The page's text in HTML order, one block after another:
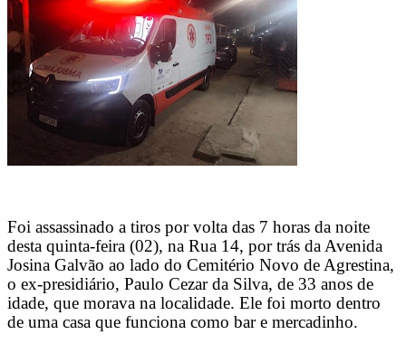
Foi assassinado a tiros por volta das 7 horas da noite
desta quinta-feira (02), na Rua 14, por trás da Avenida
Josina Galvão ao lado do Cemitério Novo de Agrestina,
o ex-presidiário, Paulo Cezar da Silva, de 33 anos de
idade, que morava na localidade. Ele foi morto dentro
de uma casa que funciona como bar e mercadinho.